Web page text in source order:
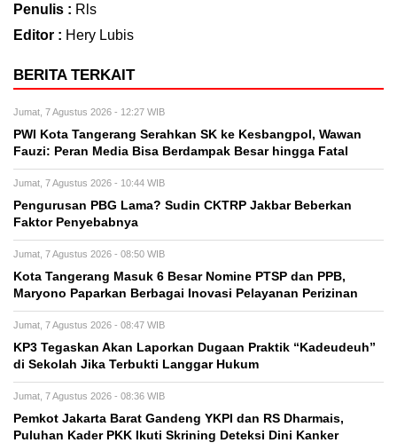
Penulis : Rls
Editor : Hery Lubis
BERITA TERKAIT
Jumat, 7 Agustus 2026 - 12:27 WIB
PWI Kota Tangerang Serahkan SK ke Kesbangpol, Wawan
Fauzi: Peran Media Bisa Berdampak Besar hingga Fatal
Jumat, 7 Agustus 2026 - 10:44 WIB
Pengurusan PBG Lama? Sudin CKTRP Jakbar Beberkan
Faktor Penyebabnya
Jumat, 7 Agustus 2026 - 08:50 WIB
Kota Tangerang Masuk 6 Besar Nomine PTSP dan PPB,
Maryono Paparkan Berbagai Inovasi Pelayanan Perizinan
Jumat, 7 Agustus 2026 - 08:47 WIB
KP3 Tegaskan Akan Laporkan Dugaan Praktik “Kadeudeuh”
di Sekolah Jika Terbukti Langgar Hukum
Jumat, 7 Agustus 2026 - 08:36 WIB
Pemkot Jakarta Barat Gandeng YKPI dan RS Dharmais,
Puluhan Kader PKK Ikuti Skrining Deteksi Dini Kanker